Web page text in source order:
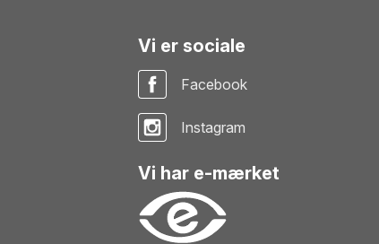
Vi er sociale
Facebook
Instagram
Vi har e-mærket